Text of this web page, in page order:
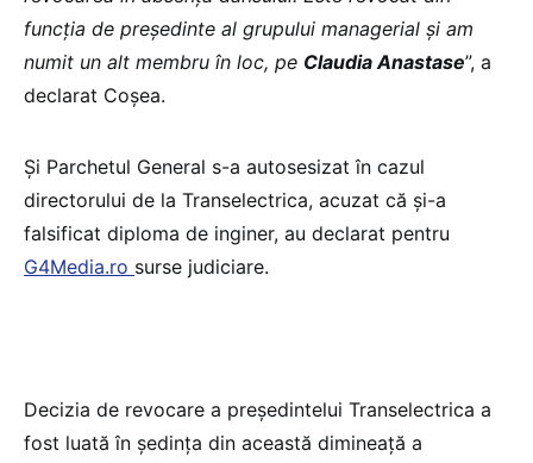
funcția de președinte al grupului managerial și am
numit un alt membru în loc, pe Claudia Anastase”, a
declarat Coșea.
Și Parchetul General s-a autosesizat în cazul
directorului de la Transelectrica, acuzat că și-a
falsificat diploma de inginer, au declarat pentru
G4Media.ro surse judiciare.
Decizia de revocare a președintelui Transelectrica a
fost luată în ședința din această dimineață a